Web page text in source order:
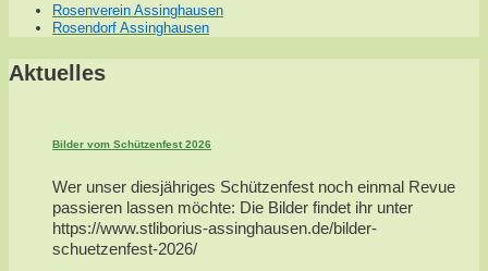
Rosenverein Assinghausen
Rosendorf Assinghausen
Aktuelles
Bilder vom Schützenfest 2026
Wer unser diesjähriges Schützenfest noch einmal Revue
passieren lassen möchte: Die Bilder findet ihr unter
https://www.stliborius-assinghausen.de/bilder-
schuetzenfest-2026/